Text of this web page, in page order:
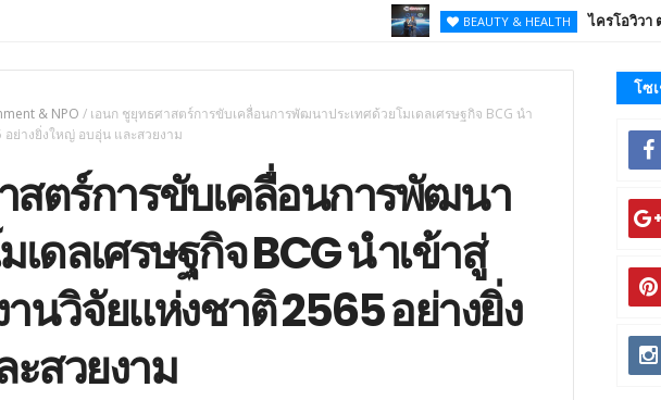
BEAUTY & HEALTH ไครโอวิวา ตอกย้ำภาพผู้นำ
& NPO / เอนก ชูยุทธศาสตร์การขับเคลื่อนการพัฒนาประเทศด้วยโมเดลเศรษฐกิจ BCG นำ
ย่างยิ่งใหญ่ อบอุ่น และสวยงาม
สตร์การขับเคลื่อนการพัฒนา
เดลเศรษฐกิจ BCG นำเข้าสู่
นวิจัยแห่งชาติ 2565 อย่างยิ่ง
สวยงาม
โซ